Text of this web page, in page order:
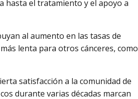
hasta el tratamiento y el apoyo a
al aumento en las tasas de
lenta para otros cánceres, como
satisfacción a la comunidad de
durante varias décadas marcan